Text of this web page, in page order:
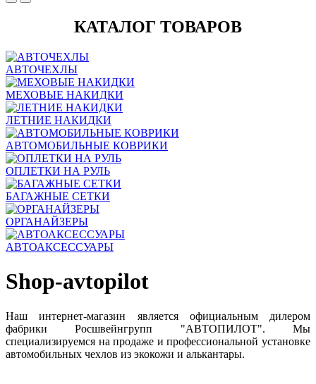
КАТАЛОГ ТОВАРОВ
АВТОЧЕХЛЫ
МЕХОВЫЕ НАКИДКИ
ЛЕТНИЕ НАКИДКИ
АВТОМОБИЛЬНЫЕ КОВРИКИ
ОПЛЕТКИ НА РУЛЬ
БАГАЖНЫЕ СЕТКИ
ОРГАНАЙЗЕРЫ
АВТОАКСЕССУАРЫ
Shop-avtopilot
Наш интернет-магазин является официальным дилером
фабрики Росшвейнгрупп "АВТОПИЛОТ". Мы
специализируемся на продаже и профессиональной установке
автомобильных чехлов из экокожи и алькантары.